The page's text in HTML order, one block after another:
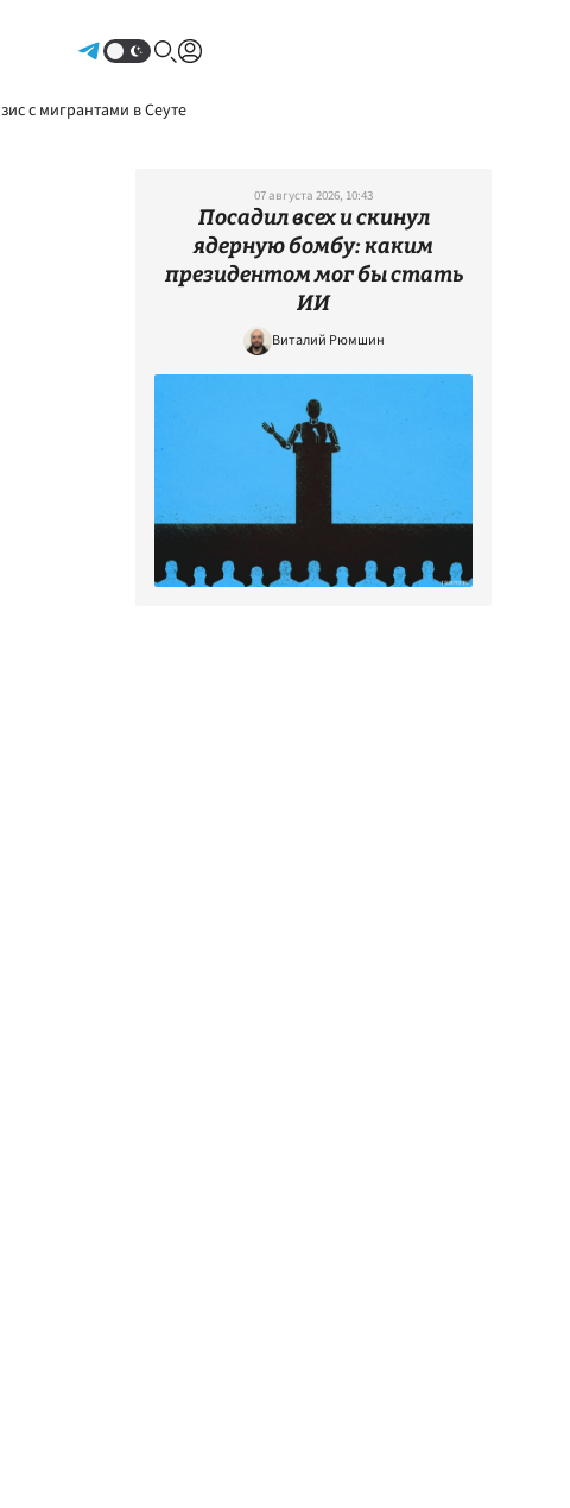
с мигрантами в Сеуте
07 августа 2026, 10:43
Посадил всех и скинул
ядерную бомбу: каким
президентом мог бы стать
ИИ
Виталий Рюмшин